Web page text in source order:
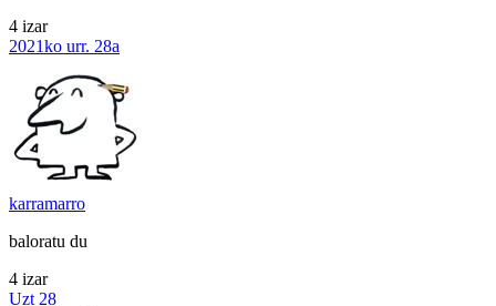
4 izar
2021ko urr. 28a
karramarro
baloratu du
4 izar
Uzt 28